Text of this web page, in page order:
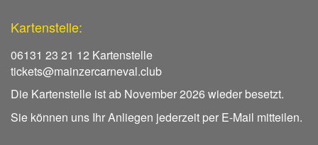
Kartenstelle:
06131 23 21 12 Kartenstelle
tickets@mainzercarneval.club
Die Kartenstelle ist ab November 2026 wieder besetzt.
Sie können uns Ihr Anliegen jederzeit per E-Mail mitteilen.